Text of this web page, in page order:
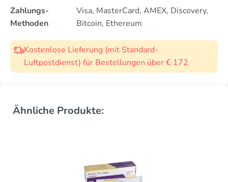
Zahlungs-
Methoden
Visa, MasterCard, AMEX, Discovery,
Bitcoin, Ethereum
Kostenlose Lieferung (mit Standard-
Luftpostdienst) für Bestellungen über € 172
Ähnliche Produkte: